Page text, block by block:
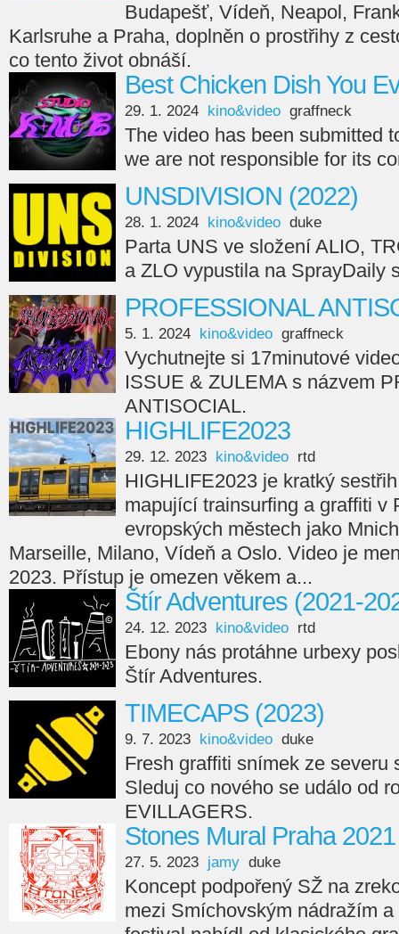
Budapešť, Vídeň, Neapol,
Karlsruhe a Praha, doplněn o prostřihy z
co tento život obnáší.
Best Chicken Dish You
29. 1. 2024 kino&video graffneck
The video has been submitted
we are not responsible for its
UNSDIVISION (2022)
28. 1. 2024 kino&video duke
Parta UNS ve složení ALIO,
a ZLO vypustila na SprayDaily
PROFESSIONAL
5. 1. 2024 kino&video graffneck
Vychutnejte si 17minutové
ISSUE & ZULEMA s názvem
ANTISOCIAL.
HIGHLIFE2023
29. 12. 2023 kino&video rtd
HIGHLIFE2023 je kratký
mapující trainsurfing a graffiti v
evropských městech jako
Marseille, Milano, Vídeň a Oslo. Video je
2023. Přístup je omezen věkem a...
Štír Adventures (2021-
24. 12. 2023 kino&video rtd
Ebony nás protáhne urbexy
Štír Adventures.
TIMECAPS (2023)
9. 7. 2023 kino&video duke
Fresh graffiti snímek ze severu
Sleduj co nového se událo od
EVILLAGERS.
Stones Mural Praha 2021
27. 5. 2023 jamy duke
Koncept podpořený SŽ na
mezi Smíchovským nádražím